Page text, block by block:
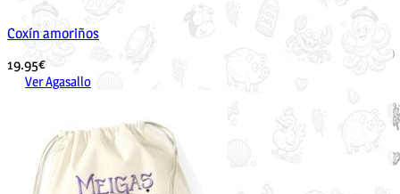
Coxín amoriños
19.95€
Ver Agasallo